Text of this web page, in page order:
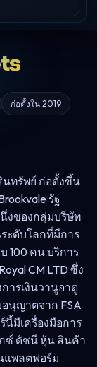
ก่อตั้งใน 2019
นทรัพย์ ก่อตั้งขึ้น
รัฐ
นึ่งของกลุ่มบริษัท
ะดับโลกที่มีการ
100 คน บริการ
CM LTD ซึ่ง
ารเงินวานูอาตู
นุญาตจาก FSA
นี้มีเครื่องมือการ
กซ์ ดัชนี หุ้น สินค้า
แพลตฟอร์ม